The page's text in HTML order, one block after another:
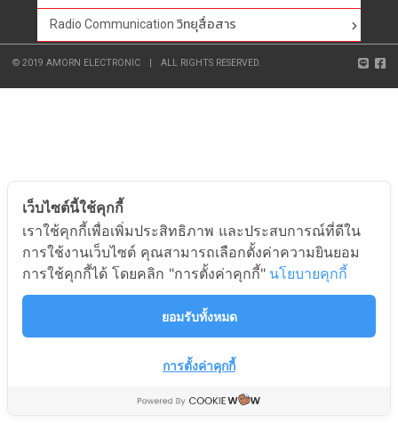
Radio Communication วิทยุสื่อสาร
© 2019 AMORN ELECTRONIC ALL RIGHTS RESERVED.
เว็บไซต์นี้ใช้คุกกี้
เราใช้คุกกี้เพื่อเพิ่มประสิทธิภาพ และประสบการณ์ที่ดีใน
การใช้งานเว็บไซต์ คุณสามารถเลือกตั้งค่าความยินยอม
การใช้คุกกี้ได้ โดยคลิก "การตั้งค่าคุกกี้" นโยบายคุกกี้
ยอมรับทั้งหมด
การตั้งค่าคุกกี้